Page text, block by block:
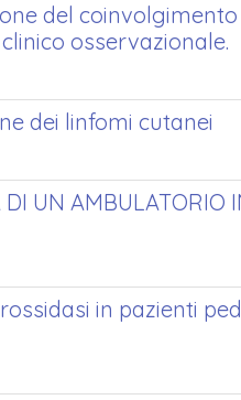
del
osservazionale.
dei linfomi cutanei
UN AMBULATORIO
in pazienti